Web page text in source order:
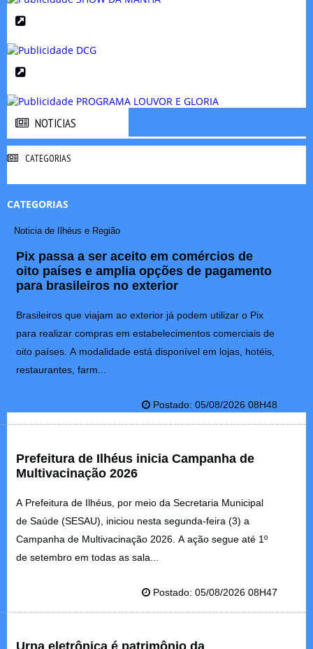
NOTICIAS
CATEGORIAS
CATEGORIAS
Noticia de Ilhéus e Região
Pix passa a ser aceito em comércios de
oito países e amplia opções de pagamento
para brasileiros no exterior
Brasileiros que viajam ao exterior já podem utilizar o Pix
para realizar compras em estabelecimentos comerciais de
oito países. A modalidade está disponível em lojas, hotéis,
restaurantes, farm...
Postado: 05/08/2026 08H48
Prefeitura de Ilhéus inicia Campanha de
Multivacinação 2026
A Prefeitura de Ilhéus, por meio da Secretaria Municipal
de Saúde (SESAU), iniciou nesta segunda-feira (3) a
Campanha de Multivacinação 2026. A ação segue até 1º
de setembro em todas as sala...
Postado: 05/08/2026 08H47